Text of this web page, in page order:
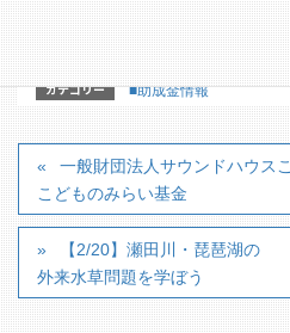
https://okane-kikin.org/
カテゴリー ■助成金情報
一般財団法人サウンドハウス
こどものみらい基金
【2/20】瀬田川・琵琶湖の
外来水草問題を学ぼう